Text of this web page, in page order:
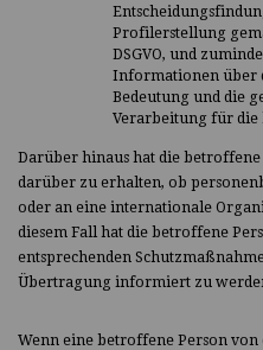
Profilerstellung
DSGVO, und
Informationen über
Bedeutung und die
Verarbeitung für die
Darüber hinaus hat die
darüber zu erhalten, ob
oder an eine internationale
diesem Fall hat die betroffene
entsprechenden
Übertragung informiert zu
Wenn eine betroffene Person